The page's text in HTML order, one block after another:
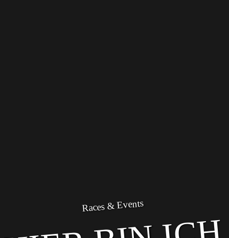
Races & Events